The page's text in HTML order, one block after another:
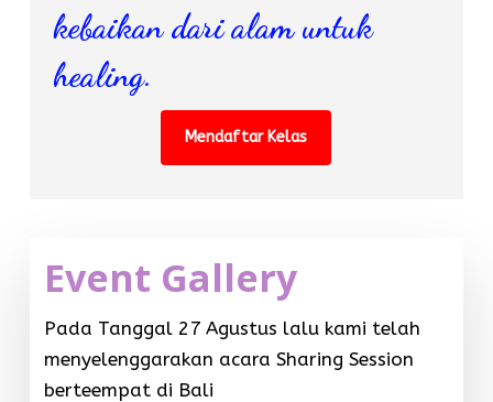
kebaikan dari alam untuk
healing.
Mendaftar Kelas
Event Gallery
Pada Tanggal 27 Agustus lalu kami telah
menyelenggarakan acara Sharing Session
berteempat di Bali